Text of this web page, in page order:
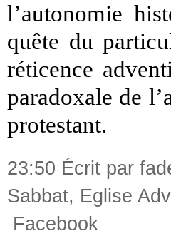
l’autonomie
quête du
réticence
paradoxale de
protestant.
23:50 Écrit par
Sabbat, Eglise
Facebook